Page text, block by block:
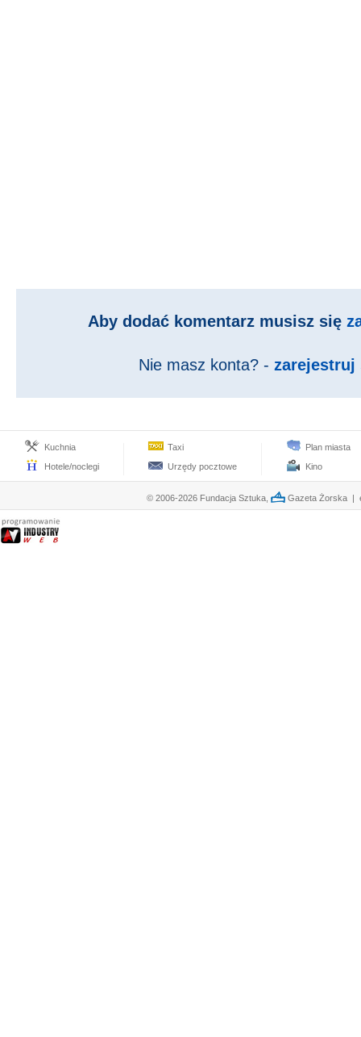
Aby dodać komentarz musisz się
Nie masz konta? - zarejestruj
Kuchnia
Hotele/noclegi
Taxi
Urzędy pocztowe
Plan miasta
Kino
© 2006-2026 Fundacja Sztuka, Gazeta Żorska |